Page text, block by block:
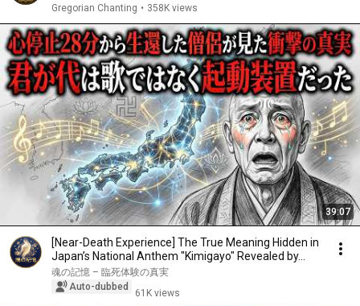
Gregorian Chanting • 358K views
39:07
[Near-Death Experience] The True Meaning Hidden in
Japan’s National Anthem "Kimigayo" Revealed by...
魂の記憶 – 臨死体験の真実
Auto-dubbed
61K views